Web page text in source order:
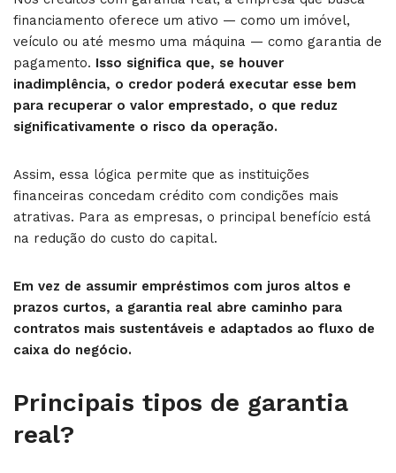
financiamento oferece um ativo — como um imóvel,
veículo ou até mesmo uma máquina — como garantia de
pagamento. Isso significa que, se houver
inadimplência, o credor poderá executar esse bem
para recuperar o valor emprestado, o que reduz
significativamente o risco da operação.
Assim, essa lógica permite que as instituições
financeiras concedam crédito com condições mais
atrativas. Para as empresas, o principal benefício está
na redução do custo do capital.
Em vez de assumir empréstimos com juros altos e
prazos curtos, a garantia real abre caminho para
contratos mais sustentáveis e adaptados ao fluxo de
caixa do negócio.
Principais tipos de garantia
real?